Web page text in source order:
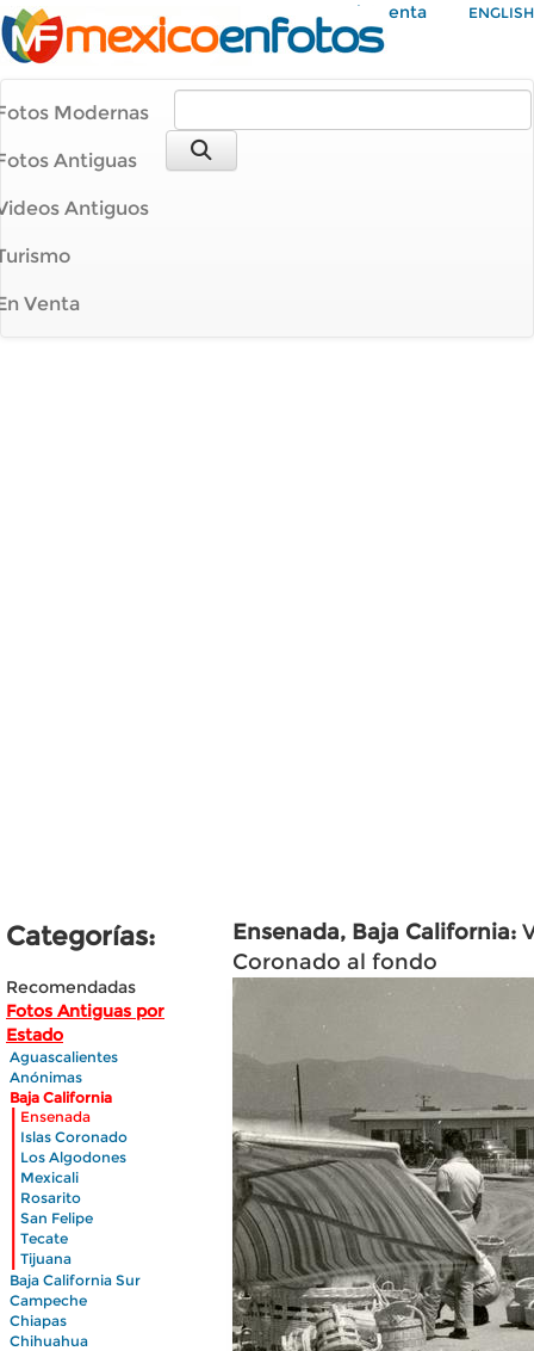
Mi Cuenta ENGLISH
Modernas
Antiguas
Antiguos
Venta
Categorías:
Recomendadas
Fotos Antiguas por
Estado
Aguascalientes
Anónimas
Baja California
| Ensenada
Islas Coronado
Los Algodones
Mexicali
Rosarito
San Felipe
Tecate
Tijuana
Baja California Sur
Campeche
Chiapas
Chihuahua
Ensenada, Baja California:
Coronado al fondo